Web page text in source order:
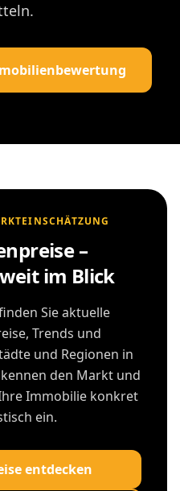
–
im Blick
Sie aktuelle
Trends und
und Regionen in
den Markt und
Immobilie konkret
ein.
entdecken